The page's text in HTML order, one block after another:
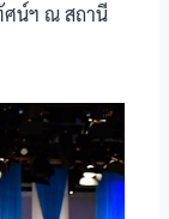
ศน์ฯ ณ สถานี